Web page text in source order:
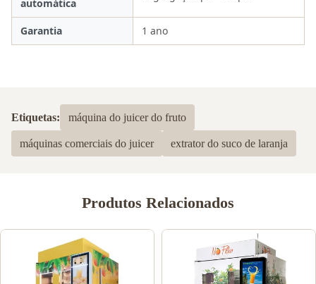
automática
Garantia 1 ano
Etiquetas: máquina do juicer do fruto
máquinas comerciais do juicer extrator do suco de laranja
Produtos Relacionados